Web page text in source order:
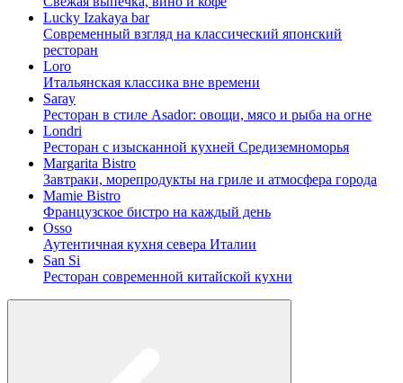
Lucky Izakaya bar
Современный взгляд на классический японский
ресторан
Loro
Итальянская классика вне времени
Saray
Ресторан в стиле Asador: овощи, мясо и рыба на огне
Londri
Ресторан с изысканной кухней Средиземноморья
Margarita Bistro
Завтраки, морепродукты на гриле и атмосфера города
Mamie Bistro
Французское бистро на каждый день
Osso
Аутентичная кухня севера Италии
San Si
Ресторан современной китайской кухни